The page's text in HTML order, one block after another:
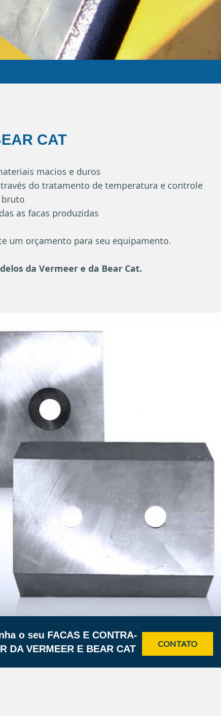
CAT
macios e duros
do tratamento de temperatura e controle
as facas produzidas
um orçamento para seu equipamento.
da Vermeer e da Bear Cat.
o seu FACAS E CONTRA-
DA VERMEER E BEAR CAT
CONTATO